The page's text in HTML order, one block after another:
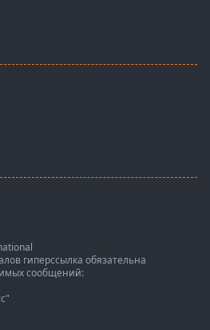
гиперссылка обязательна
сообщений: